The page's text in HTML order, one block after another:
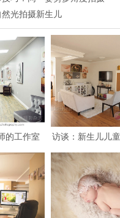
光拍摄新生儿
的工作室
访谈：新生儿儿